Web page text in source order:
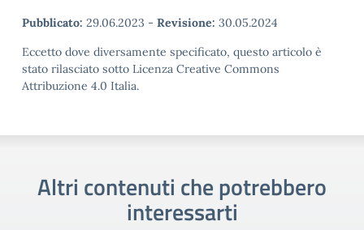
Pubblicato: 29.06.2023 - Revisione: 30.05.2024
Eccetto dove diversamente specificato, questo articolo è
stato rilasciato sotto Licenza Creative Commons
Attribuzione 4.0 Italia.
Altri contenuti che potrebbero
interessarti